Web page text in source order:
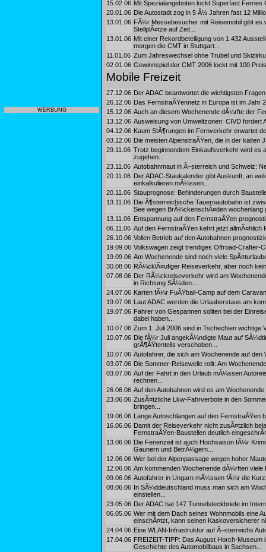
WERBUNG
15.02.06 Mit Spezialangeboten lockt Superfast
20.01.06 Die Autostadt zog in 5 Â½ Jahren fast 12
13.01.06 FÃ¼r Messebesucher mit Reisemobil gibt es
StellplÃ¤tze auf Zeit...
13.01.06 Mit einer Rekordbeteiligung von 1.432
morgen die CMT in Stuttgart...
11.01.06 Zum Jahreswechsel ohne Trubel und
02.01.06 Gewinnspiel der CMT 2006 lockt mit 100
Mobile Freizeit
27.12.06 Der ADAC beantwortet die wichtigsten
26.12.06 Das FernstraÃŸennetz in Europa ist im Jahr
15.12.06 Auch an diesem Wochenende dÃ¼rfte der
13.12.06 Ausweisung von Umweltzonen: CIVD fordert
04.12.06 Kaum StÃ¶rungen im Fernverkehr erwartet
03.12.06 Die meisten AlpenstraÃŸen, die in der
29.11.06 Trotz beginnendem Einkaufsverkehr wird es
zugehen...
23.11.06 Autobahnmaut in Ã–sterreich und Schweiz:
20.11.06 Der ADAC-Staukalender gibt Auskunft, an
einkalkulieren mÃ¼ssen...
20.11.06 Stauprognose: Behinderungen durch
13.11.06 Die Ã¶sterreichische Tauernautobahn ist
See wegen BrÃ¼ckenschÃ¤den wochenlang
13.11.06 Entspannung auf den FernstraÃŸen
06.11.06 Auf den FernstraÃŸen kehrt jetzt
26.10.06 Vollen Betrieb auf den Autobahnen
19.09.06 Volkswagen zeigt trendiges Offroad-Crafter-
19.09.06 Am Wochenende sind noch viele
30.08.06 RÃ¼cklÃ¤ufiger Reiseverkehr, aber noch
07.08.06 Der RÃ¼ckreiseverkehr wird am
in Richtung SÃ¼den...
24.07.06 Karten fÃ¼r FuÃŸball-Camp auf dem
19.07.06 Laut ADAC werden die Urlauberstaus am
19.07.06 Fahrer von Gespannen sollten bei der
dabei haben...
10.07.06 Zum 1. Juli 2006 sind in Tschechien wichtige
10.07.06 Die fÃ¼r Juli angekÃ¼ndigte Maut auf
grÃ¶ÃŸtenteils verschoben...
10.07.06 Autofahrer, die sich am Wochenende auf
03.07.06 Die Sommer-Reisewelle rollt: Am
03.07.06 Auf der Fahrt in den Urlaub mÃ¼ssen
rechnen...
26.06.06 Auf den Autobahnen wird es am
23.06.06 ZusÃ¤tzliche Lkw-Fahrverbote in den
bringen...
19.06.06 Lange Autoschlangen auf den FernstraÃŸen
16.06.06 Damit der Reiseverkehr nicht zusÃ¤tzlich
FernstraÃŸen-Baustellen deutlich
13.06.06 Die Ferienzeit ist auch Hochsaison fÃ¼r
Gaunern und BetrÃ¼gern...
12.06.06 Wer bei der Alpenpassage wegen hoher
12.06.06 Am kommenden Wochenende dÃ¼rften
09.06.06 Autofahrer in Ungarn mÃ¼ssen fÃ¼r die
08.06.06 In SÃ¼ddeutschland muss man sich am
einstellen...
23.05.06 Der ADAC hat 147 Tunnelsteckbriefe im
06.05.06 Wer mit dem Dach seines Wohnmobils eine
einschÃ¤tzt, kann seinen Kaskoversicherer
24.04.06 Eine WLAN-Infrastruktur auf Ã–sterreichs
17.04.06 FREIZEIT-TIPP: Das August Horch-
Geschichte des Automobilbaus in Sachsen...